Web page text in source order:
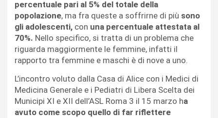
percentuale pari al 5% del totale della
popolazione, ma fra queste a soffrirne di più sono
gli adolescenti, con una percentuale attestata al
70%. Nello specifico, si tratta di un problema che
riguarda maggiormente le femmine, infatti il
rapporto tra femmine e maschi è di nove a uno.
L’incontro voluto dalla Casa di Alice con i Medici di
Medicina Generale e i Pediatri di Libera Scelta dei
Municipi XI e XII dell’ASL Roma 3 il 15 marzo ha
avuto come scopo quello di far riflettere